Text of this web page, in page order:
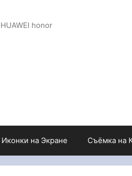
honor
Иконки на Экране Съёмка на